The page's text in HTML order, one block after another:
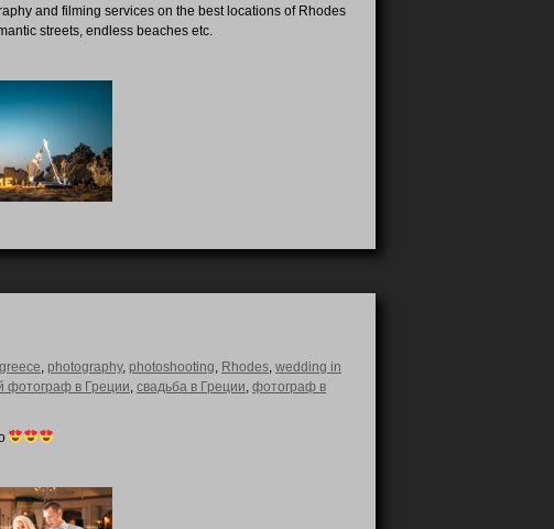
and filming services on the best locations of Rhodes
streets, endless beaches etc.
, photography, photoshooting, Rhodes, wedding in
фотограф в Греции, свадьба в Греции, фотограф в